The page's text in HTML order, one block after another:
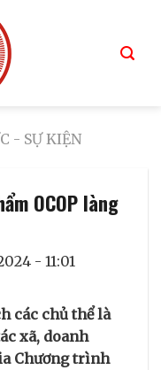
- SỰ KIỆN
OCOP làng
- 11:01
các chủ thể là
xã, doanh
Chương trình